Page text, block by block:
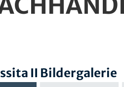
II Bildergalerie